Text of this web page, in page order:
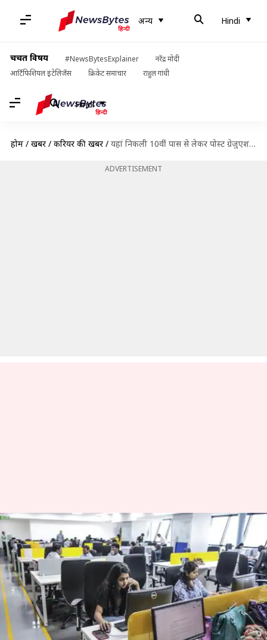
अन्य Hindi
चर्चित विषय #NewsBytesExplainer
नरेंद्र मोदी
आर्टिफिशियल इंटेलिजेंस
क्रिकेट समाचार राहुल गांधी
Hindi
होम / खबरें / करियर की खबरें / यहां निकली 10वीं पास से लेकर पोस्ट ग्रेजुएशन तक वालों के लिए भर्ती, जल्द करें आवेदन
ADVERTISEMENT
यहां निकली 10वीं पास से लेकर पोस्ट
ग्रेजुएशन तक वालों के लिए भर्ती,
जल्द करें आवेदन
लेखन मोना दीक्षित Apr 28, 2020 12:14 pm
क्या है खबर?